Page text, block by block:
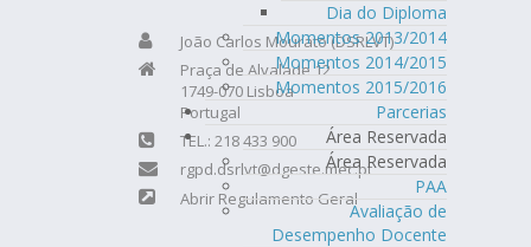
Dia do Diploma
Momentos 2013/2014
Momentos 2014/2015
Momentos 2015/2016
Parcerias
Área Reservada
Área Reservada
PAA
Avaliação de
Desempenho Docente
João Carlos Mourato (DSRLVT)
Praça de Alvalade 12
1749-070 Lisboa
Portugal
TEL.: 218 433 900
rgpd.dsrlvt@dgeste.mec.pt
Abrir Regulamento Geral